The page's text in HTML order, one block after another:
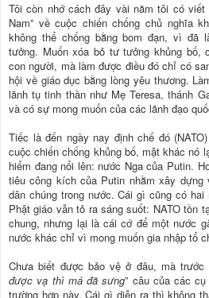
Tôi còn nhớ cách đây vài năm tôi có viết
Nam” về cuộc chiến chống chủ nghĩa
không thể chống bằng bom đạn, vì đã
tưởng. Muốn xóa bỏ tư tưởng khủng bố,
con người, mà làm được điều đó chỉ có
hội về giáo dục bằng lòng yêu thương.
lãnh tụ tinh thần như Mẹ Teresa, thánh
và có sự mong muốn của các lãnh đạo
Tiếc là đến ngày nay định chế đó
cuộc chiến chống khủng bố, mặt khác nó
hiểm đang nổi lên: nước Nga của Putin.
tiêu công kích của Putin nhằm xây
dân chúng trong nước. Cái gì cũng có
Phật giáo vẫn tỏ ra sáng suốt: NATO tồn
chung, nhưng lại là cái cớ để một nước
nước khác chỉ vì mong muốn gia nhập tổ
Chưa biết được bảo vệ ở đâu, mà trước
được vạ thì má đã sưng” câu của các
trường hợp này. Cái gì diễn ra thì không